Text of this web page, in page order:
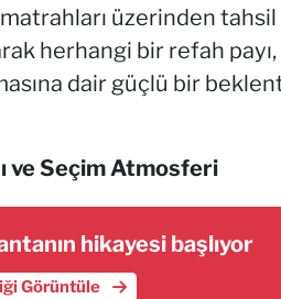
matrahları üzerinden
herhangi bir refah
dair güçlü bir
ve Seçim Atmosferi
hikayesi başlıyor
Görüntüle